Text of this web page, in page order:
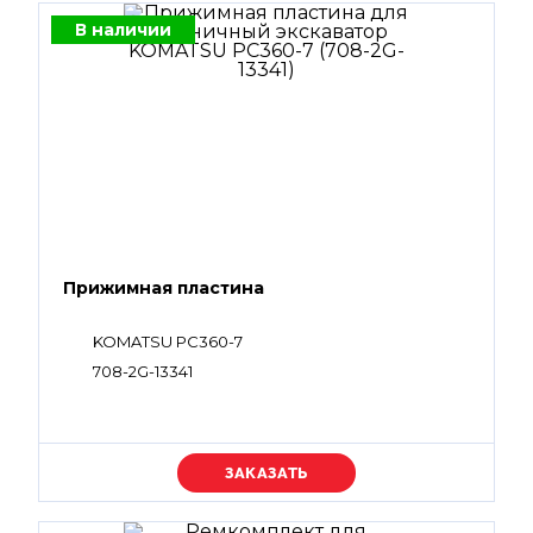
В наличии
Прижимная пластина
KOMATSU PC360-7
708-2G-13341
Уточняйте цену